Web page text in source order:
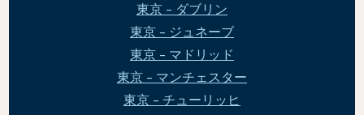
東京 - ダブリン
東京 - ジュネーブ
東京 - マドリッド
東京 - マンチェスター
東京 - チューリッヒ